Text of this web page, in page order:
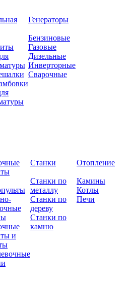
Генераторы
Бензиновые
Газовые
Дизельные
Инверторные
Сварочные
и
Станки
Станки по
металлу
Станки по
дереву
Станки по
камню
Отопление
Камины
Котлы
Печи